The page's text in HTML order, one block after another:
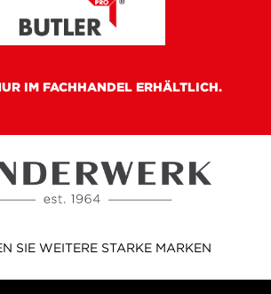
IM FACHHANDEL ERHÄLTLICH.
SIE WEITERE STARKE MARKEN